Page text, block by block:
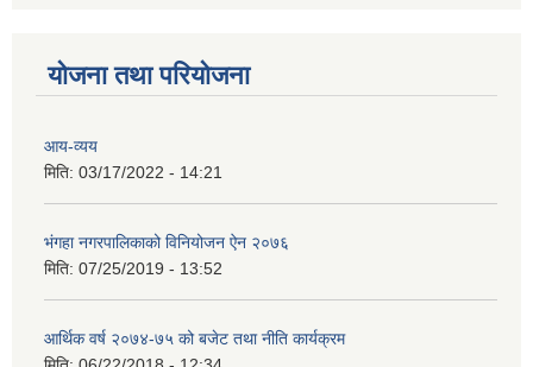
योजना तथा परियोजना
आय-व्यय
मिति: 03/17/2022 - 14:21
भंगहा नगरपालिकाको विनियोजन ऐन २०७६
मिति: 07/25/2019 - 13:52
आर्थिक वर्ष २०७४-७५ को बजेट तथा नीति कार्यक्रम